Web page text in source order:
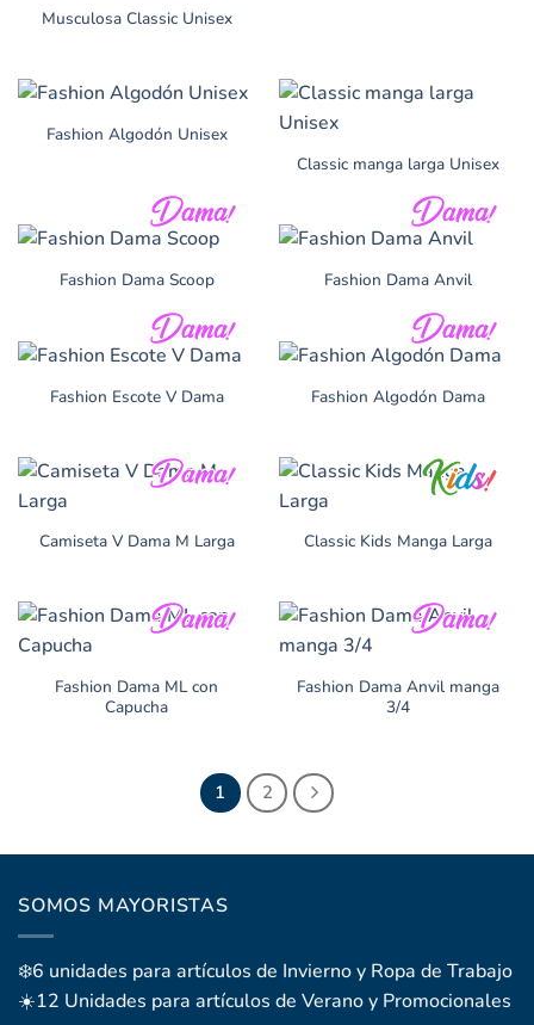
Musculosa Classic Unisex
Fashion Algodón Unisex
Classic manga larga Unisex
Fashion Dama Scoop Fashion Dama Anvil
Fashion Escote V Dama Fashion Algodón Dama
Camiseta V Dama M Larga Classic Kids Manga Larga
Fashion Dama ML con
Capucha
Fashion Dama Anvil manga
3/4
1 2
SOMOS MAYORISTAS
❄️6 unidades para artículos de Invierno y Ropa de Trabajo
☀️12 Unidades para artículos de Verano y Promocionales